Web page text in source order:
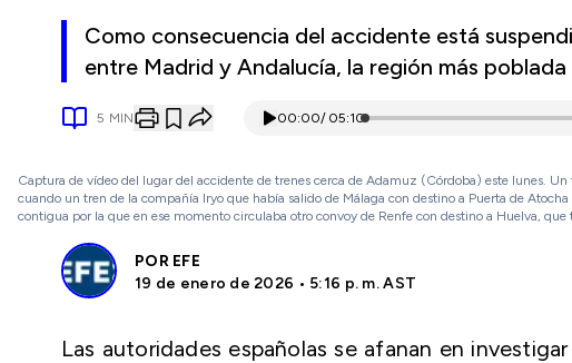
Como consecuencia del accidente está
entre Madrid y Andalucía, la región más poblada
5 MIN 00:00/ 05:10
Captura de vídeo del lugar del accidente de trenes cerca de Adamuz (Córdoba) este lunes.
cuando un tren de la compañía Iryo que había salido de Málaga con destino a Puerta de
contigua por la que en ese momento circulaba otro convoy de Renfe con destino a Huelva,
POR EFE
19 de enero de 2026 • 5:16 p. m. AST
Las autoridades españolas se afanan en